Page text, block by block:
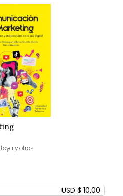
y otros
USD $ 10,00